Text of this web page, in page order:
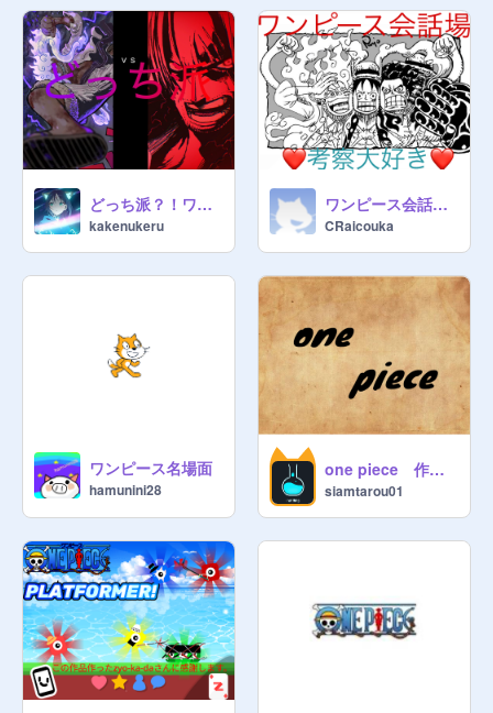
どっち派？！ワンピース(*´∀｀*)
kakenukeru
ワンピース会話場・考察の場
CRaicouka
ワンピース名場面
hamunini28
one piece 作成中
siamtarou01